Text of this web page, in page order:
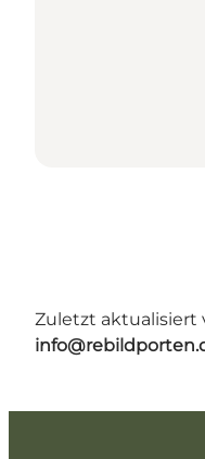
Zuletzt aktualisiert